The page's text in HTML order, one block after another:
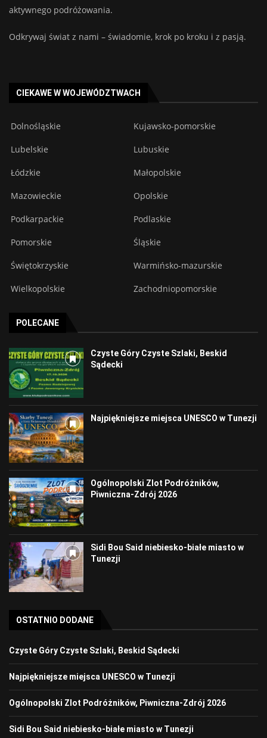
aktywnego podróżowania.
Odkrywaj świat z nami – świadomie, krok po kroku i z pasją.
CIEKAWE W WOJEWÓDZTWACH
Dolnośląskie Kujawsko-pomorskie
Lubelskie Lubuskie
Łódzkie Małopolskie
Mazowieckie Opolskie
Podkarpackie Podlaskie
Pomorskie Śląskie
Świętokrzyskie Warmińsko-mazurskie
Wielkopolskie Zachodniopomorskie
POLECANE
Czyste Góry Czyste Szlaki, Beskid
Sądecki
Najpiękniejsze miejsca UNESCO w Tunezji
Ogólnopolski Zlot Podróżników,
Piwniczna-Zdrój 2026
Sidi Bou Said niebiesko-białe miasto w
Tunezji
OSTATNIO DODANE
Czyste Góry Czyste Szlaki, Beskid Sądecki
Najpiękniejsze miejsca UNESCO w Tunezji
Ogólnopolski Zlot Podróżników, Piwniczna-Zdrój 2026
Sidi Bou Said niebiesko-białe miasto w Tunezji